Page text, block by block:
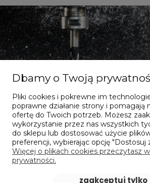
Dla
Nasze publikacje
sprawdzam
Dbamy o Twoją
Pliki cookies i pokrewne im
poprawne działanie strony i pomagają
ofertę do Twoich potrzeb. Możesz
wykorzystanie przez nas wszystkich
do sklepu lub dostosować użycie
preferencji, wybierając opcję "Dostosuj
Więcej o plikach cookies przeczytasz
prywatności.
zaakceptuj tylko